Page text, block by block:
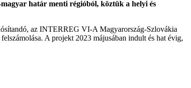
határ menti régióból, köztük a helyi és
az INTERREG VI-A Magyarország-Szlovákia
A projekt 2023 májusában indult és hat évig,